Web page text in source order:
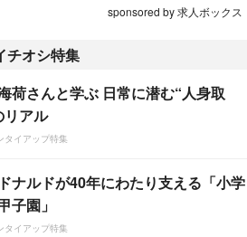
sponsored by 求人ボックス
チオシ特集
荷さんと学ぶ 日常に潜む“人身取
リアル
タイアップ特集
ナルドが40年にわたり支える「小学
子園」
タイアップ特集